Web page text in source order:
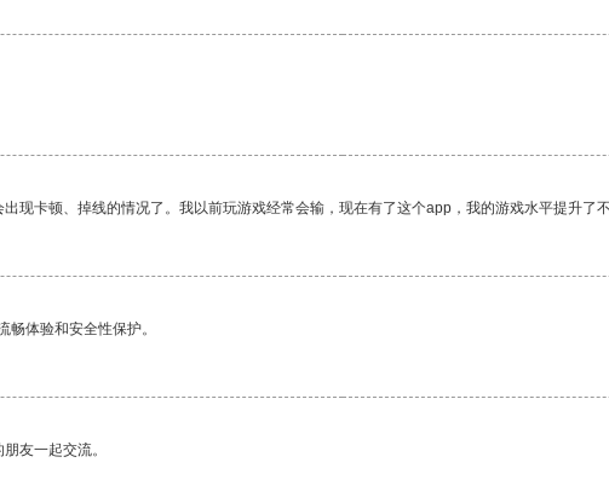
现卡顿、掉线的情况了。我以前玩游戏经常会输，现在有了这个app，我的游戏水平提升了不
体验和安全性保护。
友一起交流。